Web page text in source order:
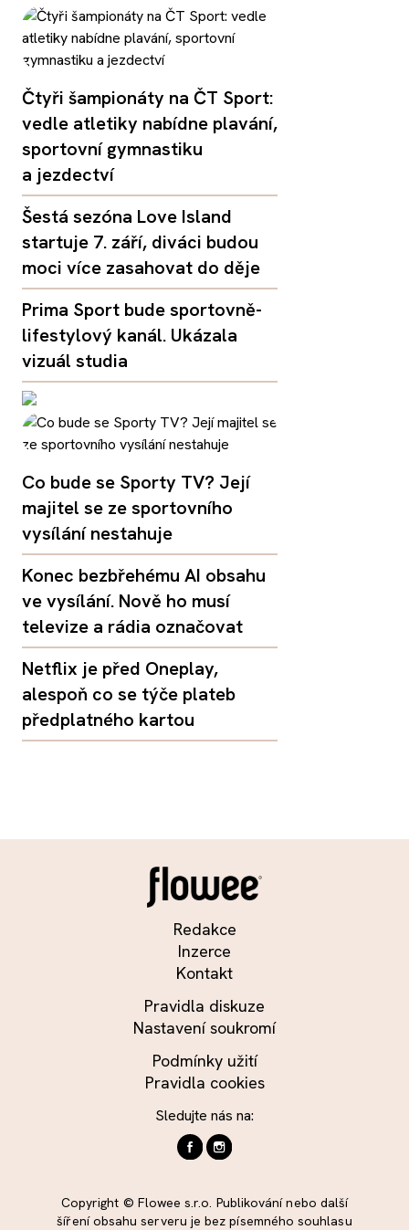
Čtyři šampionáty na ČT Sport:
vedle atletiky nabídne plavání,
sportovní gymnastiku
a jezdectví
Šestá sezóna Love Island
startuje 7. září, diváci budou
moci více zasahovat do děje
Prima Sport bude sportovně-
lifestylový kanál. Ukázala
vizuál studia
Co bude se Sporty TV? Její
majitel se ze sportovního
vysílání nestahuje
Konec bezbřehému AI obsahu
ve vysílání. Nově ho musí
televize a rádia označovat
Netflix je před Oneplay,
alespoň co se týče plateb
předplatného kartou
Redakce
Inzerce
Kontakt
Pravidla diskuze
Nastavení soukromí
Podmínky užití
Pravidla cookies
Sledujte nás na:
Copyright © Flowee s.r.o. Publikování nebo další
šíření obsahu serveru je bez písemného souhlasu